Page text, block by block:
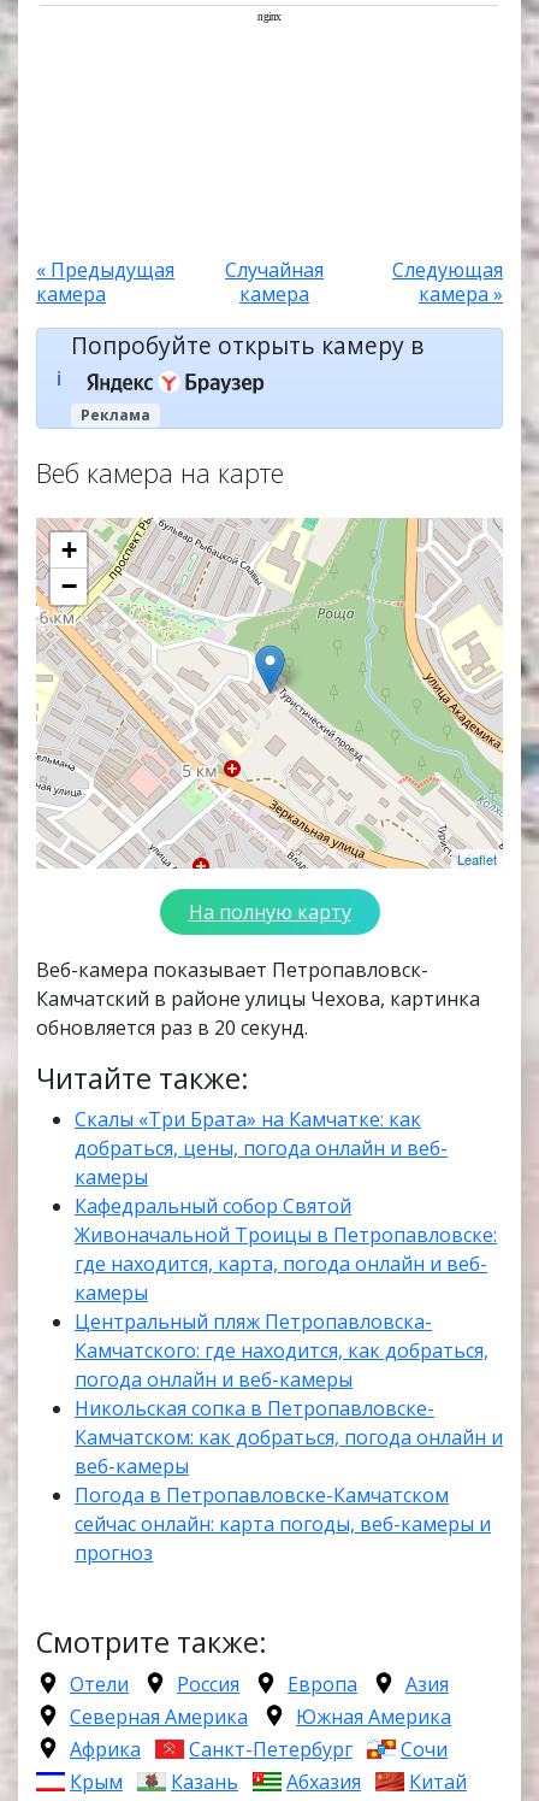
« Предыдущая
камера
Случайная
камера
Следующая
камера »
ℹ️
Попробуйте открыть камеру в
Реклама
Веб камера на карте
+
−
Leaflet
На полную карту
Веб-камера показывает Петропавловск-
Камчатский в районе улицы Чехова, картинка
обновляется раз в 20 секунд.
Читайте также:
Скалы «Три Брата» на Камчатке: как
добраться, цены, погода онлайн и веб-
камеры
Кафедральный собор Святой
Живоначальной Троицы в Петропавловске:
где находится, карта, погода онлайн и веб-
камеры
Центральный пляж Петропавловска-
Камчатского: где находится, как добраться,
погода онлайн и веб-камеры
Никольская сопка в Петропавловске-
Камчатском: как добраться, погода онлайн и
веб-камеры
Погода в Петропавловске-Камчатском
сейчас онлайн: карта погоды, веб-камеры и
прогноз
Смотрите также:
Отели Россия Европа
Азия
Северная Америка
Южная Америка
Африка
Санкт-Петербург
Сочи
Крым
Казань Абхазия Китай